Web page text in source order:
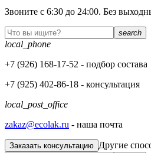
Звоните с 6:30 до 24:00. Без
search
local_phone
+7 (926) 168-17-52 - подбор состава
+7 (925) 402-86-18 - консультация
local_post_office
zakaz@ecolak.ru - наша почта
Заказать консультацию Другие